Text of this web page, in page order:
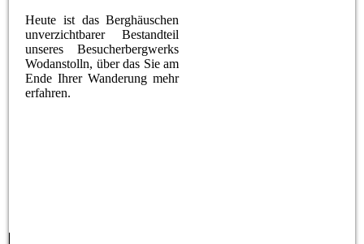
Heute ist das Berghäuschen
unverzichtbarer Bestandteil
unseres Besucherbergwerks
Wodanstolln, über das Sie am
Ende Ihrer Wanderung mehr
erfahren.